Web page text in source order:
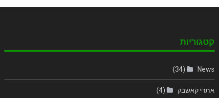
קטגוריות
News
(34)
אתרי קאשבק (4)